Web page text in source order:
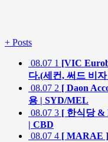
+ Posts
08.07 1 [VIC
다.(세컨, 써드 비
08.07 2 [ Daon
용 | SYD/MEL
08.07 3 [ 한식당 &
| CBD
08.07 4 [ MARAE